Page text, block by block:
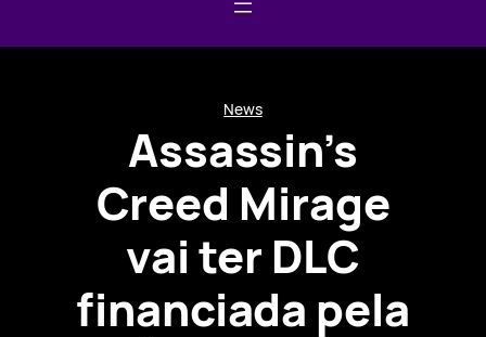
News
Assassin’s
Creed Mirage
vai ter DLC
financiada pela